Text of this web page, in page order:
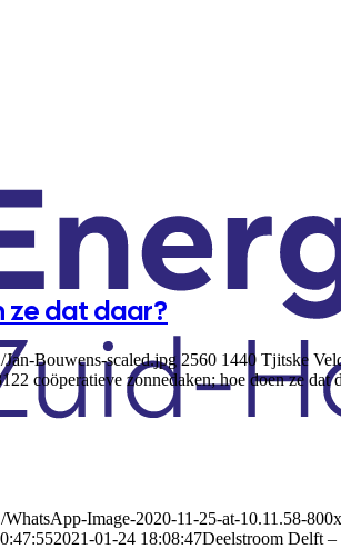
ze dat daar?
Bouwens-scaled.jpg 2560 1440 Tjitske
22 coöperatieve zonnedaken; hoe doen ze dat
Image-2020-11-25-at-10.11.58-
2021-01-24 18:08:47Deelstroom Delft